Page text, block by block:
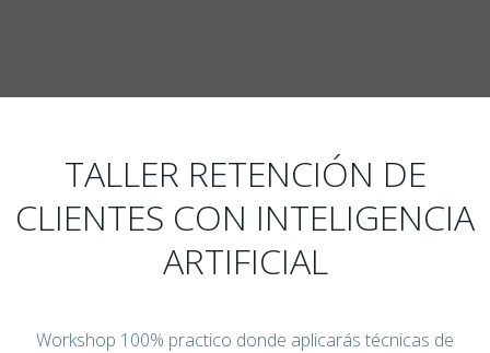
TALLER RETENCIÓN DE
CLIENTES CON INTELIGENCIA
ARTIFICIAL
Workshop 100% practico donde aplicarás técnicas de